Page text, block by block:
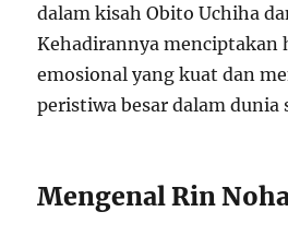
dalam kisah Obito Uchiha
Kehadirannya menciptakan
emosional yang kuat dan
peristiwa besar dalam dunia
Mengenal Rin